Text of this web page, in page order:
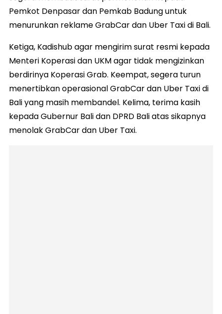
Pemkot Denpasar dan Pemkab Badung untuk
menurunkan reklame GrabCar dan Uber Taxi di Bali.
Ketiga, Kadishub agar mengirim surat resmi kepada
Menteri Koperasi dan UKM agar tidak mengizinkan
berdirinya Koperasi Grab. Keempat, segera turun
menertibkan operasional GrabCar dan Uber Taxi di
Bali yang masih membandel. Kelima, terima kasih
kepada Gubernur Bali dan DPRD Bali atas sikapnya
menolak GrabCar dan Uber Taxi.